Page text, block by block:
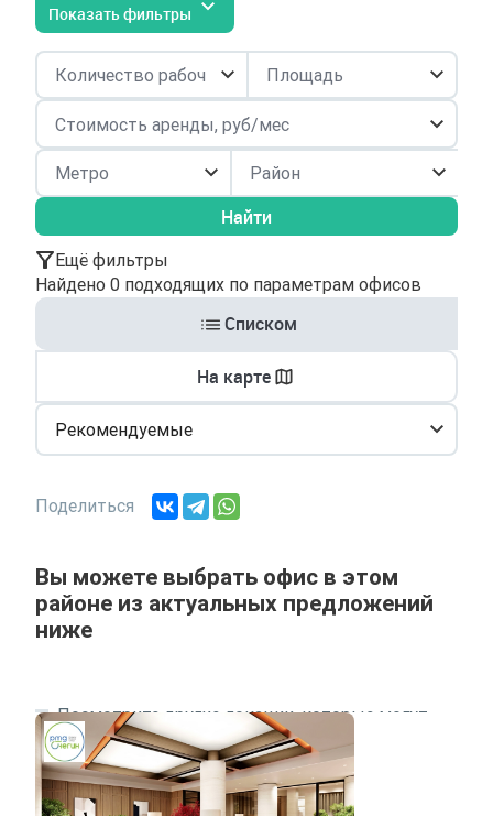
Показать фильтры
Район
Найти
Ещё фильтры
Найдено 0 подходящих по параметрам офисов
Списком
На карте
Рекомендуемые
Поделиться
Вы можете выбрать офис в этом
районе из актуальных предложений
ниже
Посмотрите другие локации, которые могут
подходить под ваш запрос